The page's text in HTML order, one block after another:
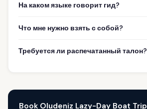
На каком языке говорит гид?
Что мне нужно взять с собой?
Требуется ли распечатанный талон?
Book Oludeniz Lazy-Day Boat Trip